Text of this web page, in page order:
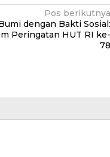
Pos berikutnya
dengan Bakti Sosial:
Peringatan HUT RI ke-
78